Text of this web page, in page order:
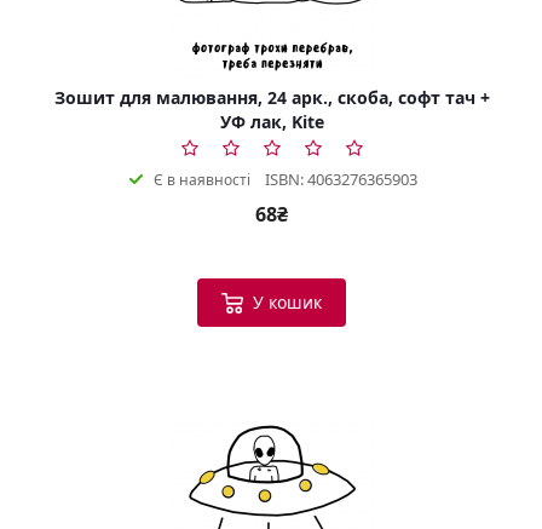
Зошит для малювання, 24 арк., скоба, софт тач +
УФ лак, Kite
Є в наявності ISBN: 4063276365903
68₴
У кошик